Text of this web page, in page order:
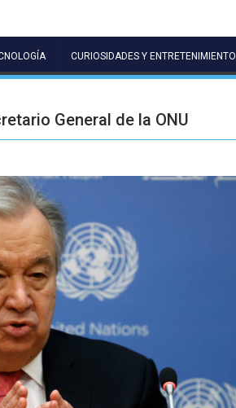
CURIOSIDADES Y ENTRETENIMIENTO
General de la ONU